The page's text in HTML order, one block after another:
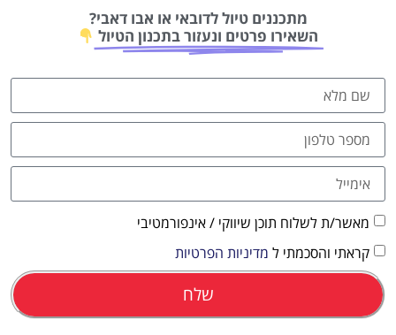
מציאת
טיסה זולה?
מתכננים טיול לדובאי או אבו דאבי?
השאירו פרטים ונעזור בתכנון הטיול
מאשר/ת לשלוח תוכן שיווקי / אינפורמטיבי
קראתי והסכמתי ל מדיניות הפרטיות
שלח